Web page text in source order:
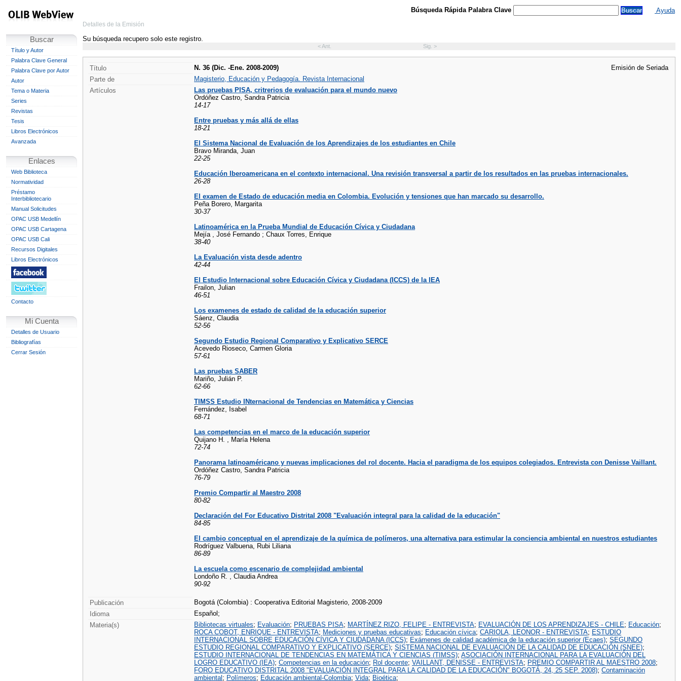
Buscar
Título y Autor
Palabra Clave General
Palabra Clave por Autor
Autor
Tema o Materia
Series
Revistas
Tesis
Libros Electrónicos
Avanzada
Enlaces
Web Biblioteca
Normatividad
Préstamo
Interbibliotecario
Manual Solicitudes
OPAC USB Medellín
OPAC USB Cartagena
OPAC USB Cali
Recursos Digitales
Libros Electrónicos
Contacto
Mi Cuenta
Detalles de Usuario
Bibliografías
Cerrar Sesión
Búsqueda Rápida Palabra Clave Ayuda
Detalles de la Emisión
Su búsqueda recupero solo este registro.
< Ant. Sig. >
Título N. 36 (Dic. -Ene. 2008-2009)
Emisión de Seriada
Parte de
Magisterio, Educación y Pedagogía. Revista Internacional
Artículos
Las pruebas PISA, critrerios de evaluación para el mundo nuevo
Ordóñez Castro, Sandra Patricia
14-17
Entre pruebas y más allá de ellas
18-21
El Sistema Nacional de Evaluación de los Aprendizajes de los estudiantes en Chile
Bravo Miranda, Juan
22-25
Educación Iberoamericana en el contexto internacional. Una revisión transversal a partir de los resultados en las pruebas internacionales.
26-28
El examen de Estado de educación media en Colombia. Evolución y tensiones que han marcado su desarrollo.
Peña Borero, Margarita
30-37
Latinoamérica en la Prueba Mundial de Educación Cívica y Ciudadana
Mejía , José Fernando ; Chaux Torres, Enrique
38-40
La Evaluación vista desde adentro
42-44
El Estudio Internacional sobre Educación Cívica y Ciudadana (ICCS) de la IEA
Frailon, Julian
46-51
Los examenes de estado de calidad de la educación superior
Sáenz, Claudia
52-56
Segundo Estudio Regional Comparativo y Explicativo SERCE
Acevedo Rioseco, Carmen Gloria
57-61
Las pruebas SABER
Mariño, Julián P.
62-66
TIMSS Estudio INternacional de Tendencias en Matemática y Ciencias
Fernández, Isabel
68-71
Las competencias en el marco de la educación superior
Quijano H. , María Helena
72-74
Panorama latinoaméricano y nuevas implicaciones del rol docente. Hacia el paradigma de los equipos colegiados. Entrevista con Denisse Vaillant.
Ordóñez Castro, Sandra Patricia
76-79
Premio Compartir al Maestro 2008
80-82
Declaración del For Educativo Distrital 2008 "Evaluación integral para la calidad de la educación"
84-85
El cambio conceptual en el aprendizaje de la química de polímeros, una alternativa para estimular la conciencia ambiental en nuestros estudiantes
Rodríguez Valbuena, Rubi Liliana
86-89
La escuela como escenario de complejidad ambiental
Londoño R. , Claudia Andrea
90-92
Publicación
Bogotá (Colombia) : Cooperativa Editorial Magisterio, 2008-2009
Idioma
Español;
Materia(s)
Bibliotecas virtuales; Evaluación; PRUEBAS PISA; MARTÍNEZ RIZO, FELIPE - ENTREVISTA; EVALUACIÓN DE LOS APRENDIZAJES - CHILE; Educación;
ROCA COBOT, ENRIQUE - ENTREVISTA; Mediciones y pruebas educativas; Educación cívica; CARIOLA, LEONOR - ENTREVISTA; ESTUDIO
INTERNACIONAL SOBRE EDUCACIÓN CÍVICA Y CIUDADANA (ICCS); Exámenes de calidad académica de la educación superior (Ecaes); SEGUNDO
ESTUDIO REGIONAL COMPARATIVO Y EXPLICATIVO (SERCE); SISTEMA NACIONAL DE EVALUACIÓN DE LA CALIDAD DE EDUCACIÓN (SNEE);
ESTUDIO INTERNACIONAL DE TENDENCIAS EN MATEMÁTICA Y CIENCIAS (TIMSS); ASOCIACIÓN INTERNACIONAL PARA LA EVALUACIÓN DEL
LOGRO EDUCATIVO (IEA); Competencias en la educación; Rol docente; VAILLANT, DENISSE - ENTREVISTA; PREMIO COMPARTIR AL MAESTRO 2008;
FORO EDUCATIVO DISTRITAL 2008 "EVALUACIÓN INTEGRAL PARA LA CALIDAD DE LA EDUCACIÓN" BOGOTÁ, 24, 25 SEP. 2008); Contaminación
ambiental ; Polímeros; Educación ambiental-Colombia; Vida; Bioética;